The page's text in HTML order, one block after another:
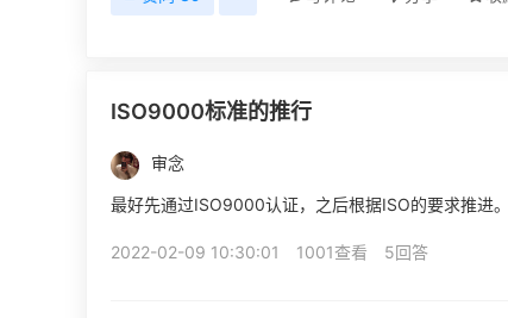
ISO9000标准的推行
审念
最好先通过ISO9000认证，之后根据ISO的要求推进。
2022-02-09 10:30:01 1001查看 5回答